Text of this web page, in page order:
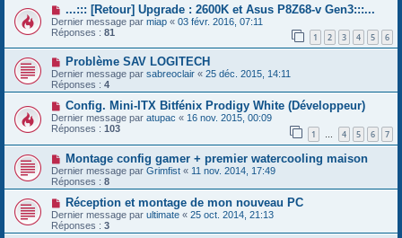
...::: [Retour] Upgrade : 2600K et Asus P8Z68-v Gen3:::...
Dernier message par miap « 03 févr. 2016, 07:11
Réponses : 81 1 2 3 4 5 6
Problème SAV LOGITECH
Dernier message par sabreoclair « 25 déc. 2015, 14:11
Réponses : 4
Config. Mini-ITX Bitfénix Prodigy White (Développeur)
Dernier message par atupac « 16 nov. 2015, 00:09
Réponses : 103 1 … 4 5 6 7
Montage config gamer + premier watercooling maison
Dernier message par Grimfist « 11 nov. 2014, 17:49
Réponses : 8
Réception et montage de mon nouveau PC
Dernier message par ultimate « 25 oct. 2014, 21:13
Réponses : 3